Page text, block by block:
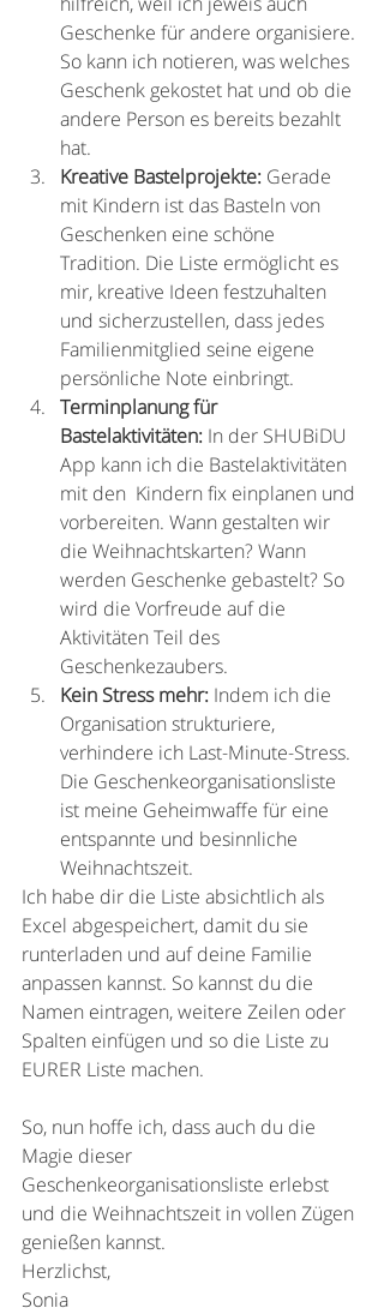
Geschenke für andere organisiere.
So kann ich notieren, was welches
Geschenk gekostet hat und ob die
andere Person es bereits bezahlt
hat.
Kreative Bastelprojekte: Gerade
mit Kindern ist das Basteln von
Geschenken eine schöne
Tradition. Die Liste ermöglicht es
mir, kreative Ideen festzuhalten
und sicherzustellen, dass jedes
Familienmitglied seine eigene
persönliche Note einbringt.
Terminplanung für
Bastelaktivitäten: In der SHUBiDU
App kann ich die Bastelaktivitäten
mit den  Kindern fix einplanen und
vorbereiten. Wann gestalten wir
die Weihnachtskarten? Wann
werden Geschenke gebastelt? So
wird die Vorfreude auf die
Aktivitäten Teil des
Geschenkezaubers.
Kein Stress mehr: Indem ich die
Organisation strukturiere,
verhindere ich Last-Minute-Stress.
Die Geschenkeorganisationsliste
ist meine Geheimwaffe für eine
entspannte und besinnliche
Weihnachtszeit.
Ich habe dir die Liste absichtlich als
Excel abgespeichert, damit du sie
runterladen und auf deine Familie
anpassen kannst. So kannst du die
Namen eintragen, weitere Zeilen oder
Spalten einfügen und so die Liste zu
EURER Liste machen.
So, nun hoffe ich, dass auch du die
Magie dieser
Geschenkeorganisationsliste erlebst
und die Weihnachtszeit in vollen Zügen
genießen kannst.
Herzlichst,
Sonia